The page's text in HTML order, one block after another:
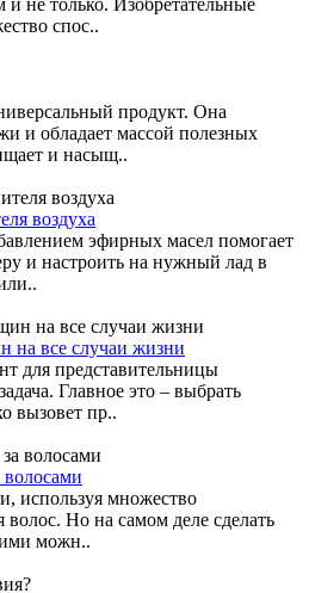
спос..
продукт. Она
и обладает массой полезных
и насыщ..
воздуха
эфирных масел помогает
и настроить на нужный лад в
на все случаи жизни
для представительницы
Главное это – выбрать
вызовет пр..
волосами
используя множество
волос. Но на самом деле сделать
можн..